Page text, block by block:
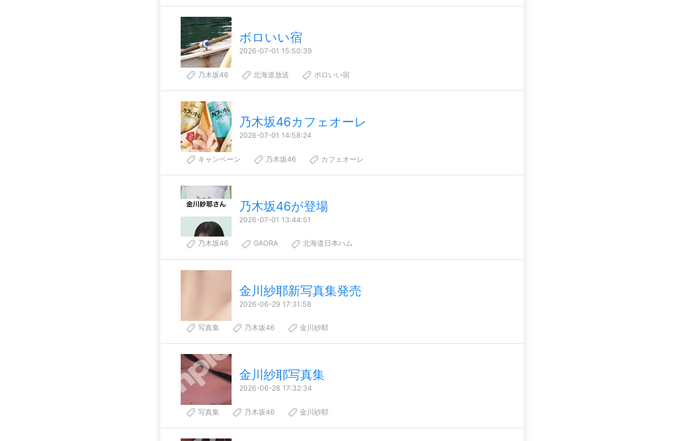
ボロいい宿
2026-07-01 15:50:39
乃木坂46 北海道放送 ボロいい宿
乃木坂46カフェオーレ
2026-07-01 14:58:24
キャンペーン 乃木坂46 カフェオーレ
乃木坂46が登場
2026-07-01 13:44:51
乃木坂46 GAORA 北海道日本ハム
金川紗耶新写真集発売
2026-06-29 17:31:58
写真集 乃木坂46 金川紗耶
金川紗耶写真集
2026-06-28 17:32:34
写真集 乃木坂46 金川紗耶